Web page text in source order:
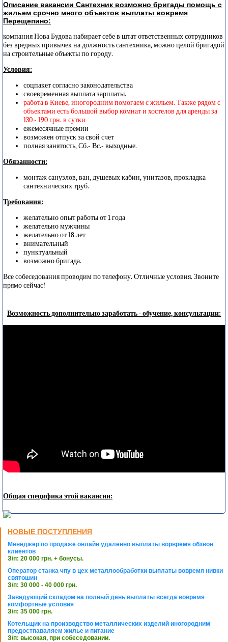
Описание вакансии Сантехник возможно бригады помощь с
жильем срочно много объектов выплаты вовремя
Перещепино:
компания Нова Будова набирает себе в штат ответственных сотрудников
без вредных привычек на должность сантехника, можно целой бригадой
на строительные объекты по городу.
Условия:
соцпакет согласно законодательства
своевременная выплата зарплаты.
работа в Киеве, иногородним помогаем с жильем. Также рядом с
объектами есть большой выбор комнат и хостелов для аренды за
130 - 190 грн. в сутки
ежемесячные премии
возможен отпуск за свой счет
полная занятость, Сб.- Вс.- выходные.
Обязанности:
монтаж санузлов, ван, душевых кабин, унитазов, прокладка
сантехнических труб.
Требования:
желательно опыт работы от 1 года
желательно мужчины
желательно от 18 лет
внимательный
пунктуальный
возможно бригада.
Все собеседования проводим по телефону. Отличные условия. Звоните
прямо сейчас!
Возможность дополнительно заработать - обучение, консультации:
Общая специфика этой вакансии:
НОВЫЕ ПОСТУПЛЕНИЯ
Менеджер по продаже онлайн удаленно выплаты ворвремя обзвон
клиентов
З/п: 20 000 грн. + бонусы.
Оператор станка чпу в цех металлообработки выплаты вовремя нивки
святошин
З/п: 30 000 - 40 000 грн.
Заведующий складом на полный день выплаты всегда вовремя
комфортные условия
З/п: 35 000 грн.
Котельщик на производство металлических изделий иногородним
предостпаваляем жилье и питание
З/п: высокая, при собеседовании.